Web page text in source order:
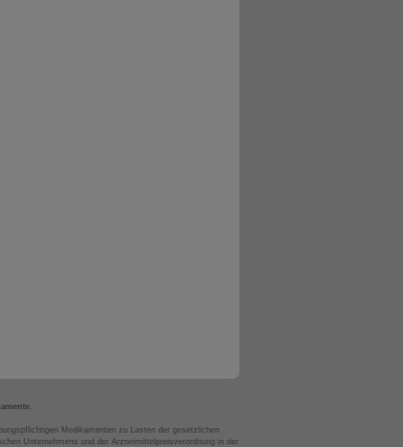
Medikamenten zu Lasten der gesetzlichen
Unternehmens und der Arzneimittelpreisverordnung in der